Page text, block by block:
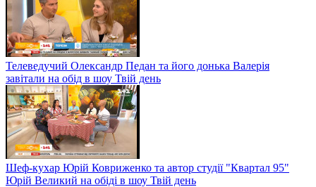
Телеведучий Олександр Педан та його донька Валерія
завітали на обід в шоу Твій день
Шеф-кухар Юрій Ковриженко та автор студії "Квартал 95"
Юрій Великий на обіді в шоу Твій день